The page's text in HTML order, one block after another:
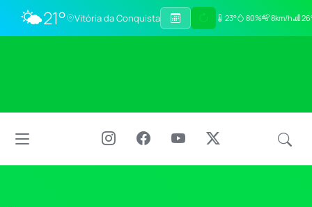
🌤️21° Vitória da Conquista 23° 80% 8km/h